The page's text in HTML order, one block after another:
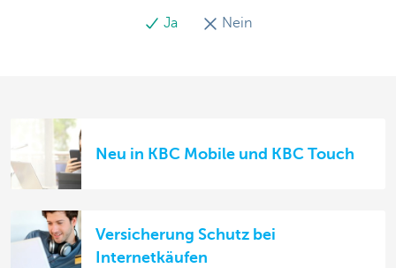
Ja Nein
Neu in KBC Mobile und KBC Touch
Versicherung Schutz bei
Internetkäufen